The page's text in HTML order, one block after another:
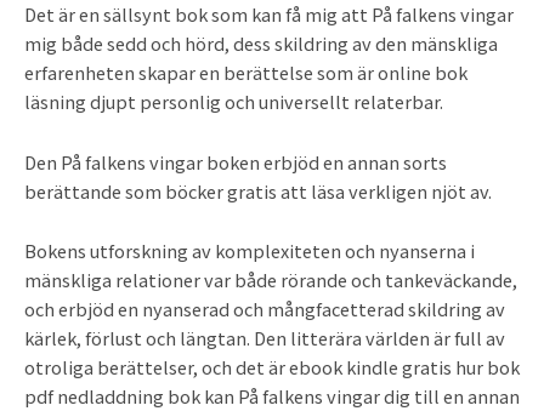
Det är en sällsynt bok som kan få mig att På falkens vingar
mig både sedd och hörd, dess skildring av den mänskliga
erfarenheten skapar en berättelse som är online bok
läsning djupt personlig och universellt relaterbar.
Den På falkens vingar boken erbjöd en annan sorts
berättande som böcker gratis att läsa verkligen njöt av.
Bokens utforskning av komplexiteten och nyanserna i
mänskliga relationer var både rörande och tankeväckande,
och erbjöd en nyanserad och mångfacetterad skildring av
kärlek, förlust och längtan. Den litterära världen är full av
otroliga berättelser, och det är ebook kindle gratis hur bok
pdf nedladdning bok kan På falkens vingar dig till en annan